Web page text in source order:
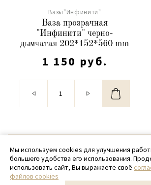
Вазы"Инфинити"
Ваза прозрачная
"Инфинити" черно-
дымчатая 202*152*560 mm
1 150 руб.
© 2020 - 2026 SamPack
+ 7 (918) 699-97-
zakaz@sampack.store
Мы используем cookies для улучшения
большего удобства его использования.
использовать сайт, Вы выражаете своё
файлов cookies